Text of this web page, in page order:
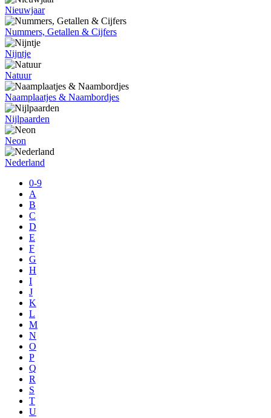
Nieuwjaar
Nummers, Getallen & Cijfers
Nijntje
Natuur
Naamplaatjes & Naambordjes
Nijlpaarden
Neon
Nederland
0-9
A
B
C
D
E
F
G
H
I
J
K
L
M
N
O
P
Q
R
S
T
U